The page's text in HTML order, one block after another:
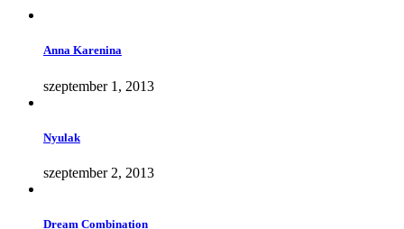
Anna Karenina
szeptember 1, 2013
Nyulak
szeptember 2, 2013
Dream Combination